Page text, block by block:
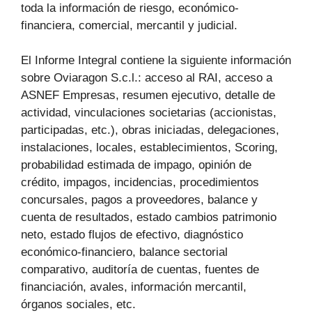
toda la información de riesgo, económico-
financiera, comercial, mercantil y judicial.
El Informe Integral contiene la siguiente información
sobre Oviaragon S.c.l.: acceso al RAI, acceso a
ASNEF Empresas, resumen ejecutivo, detalle de
actividad, vinculaciones societarias (accionistas,
participadas, etc.), obras iniciadas, delegaciones,
instalaciones, locales, establecimientos, Scoring,
probabilidad estimada de impago, opinión de
crédito, impagos, incidencias, procedimientos
concursales, pagos a proveedores, balance y
cuenta de resultados, estado cambios patrimonio
neto, estado flujos de efectivo, diagnóstico
económico-financiero, balance sectorial
comparativo, auditoría de cuentas, fuentes de
financiación, avales, información mercantil,
órganos sociales, etc.